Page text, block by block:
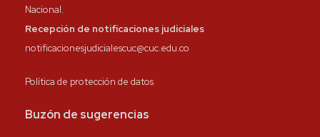
Nacional.
Recepción de notificaciones judiciales
notificacionesjudicialescuc@cuc.edu.co
Política de protección de datos
Buzón de sugerencias